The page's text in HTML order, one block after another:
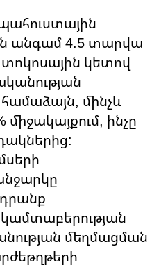
անգամ 4.5 տարվա
կետով
մինչև
միջակայքում, ինչը
մեղմացման